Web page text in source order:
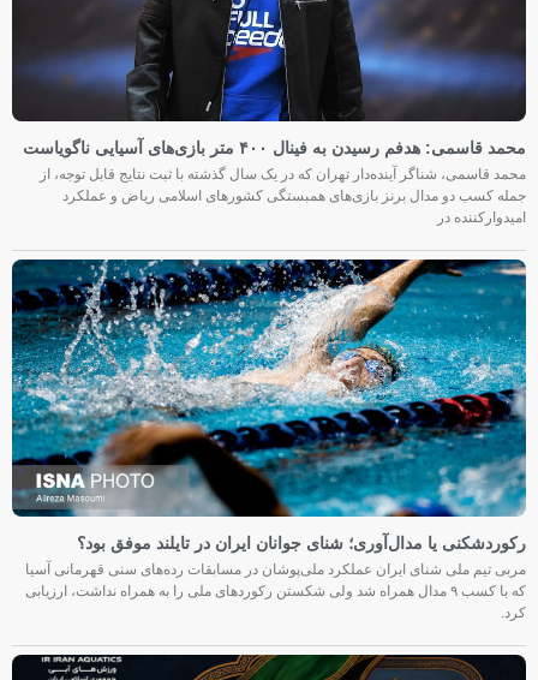
محمد قاسمی: هدفم رسیدن به فینال ۴۰۰ متر بازی‌های آسیایی ناگویاست
محمد قاسمی، شناگر آینده‌دار تهران که در یک سال گذشته با ثبت نتایج قابل توجه، از
جمله کسب دو مدال برنز بازی‌های همبستگی کشورهای اسلامی ریاض و عملکرد
امیدوارکننده در
رکوردشکنی یا مدال‌آوری؛ شنای جوانان ایران در تایلند موفق بود؟
مربی تیم ملی شنای ایران عملکرد ملی‌پوشان در مسابقات رده‌های سنی قهرمانی آسیا
که با کسب ۹ مدال همراه شد ولی شکستن رکوردهای ملی را به همراه نداشت، ارزیابی
کرد.